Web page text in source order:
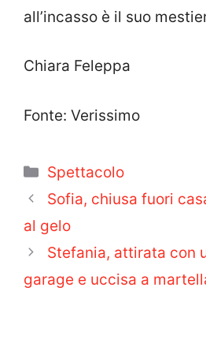
all’incasso è il suo
Chiara Feleppa
Fonte: Verissimo
Categorie
Spettacolo
Sofia, chiusa fuori
al gelo
Stefania, attirata con
garage e uccisa a